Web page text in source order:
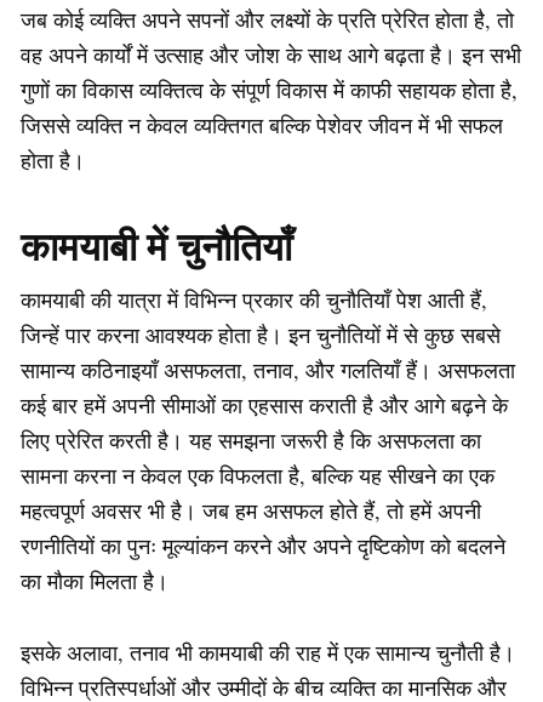
जब कोई व्यक्ति अपने सपनों और लक्ष्यों के प्रति प्रेरित होता है, तो
वह अपने कार्यों में उत्साह और जोश के साथ आगे बढ़ता है। इन सभी
गुणों का विकास व्यक्तित्व के संपूर्ण विकास में काफी सहायक होता है,
जिससे व्यक्ति न केवल व्यक्तिगत बल्कि पेशेवर जीवन में भी सफल
होता है।
कामयाबी में चुनौतियाँ
कामयाबी की यात्रा में विभिन्न प्रकार की चुनौतियाँ पेश आती हैं,
जिन्हें पार करना आवश्यक होता है। इन चुनौतियों में से कुछ सबसे
सामान्य कठिनाइयाँ असफलता, तनाव, और गलतियाँ हैं। असफलता
कई बार हमें अपनी सीमाओं का एहसास कराती है और आगे बढ़ने के
लिए प्रेरित करती है। यह समझना जरूरी है कि असफलता का
सामना करना न केवल एक विफलता है, बल्कि यह सीखने का एक
महत्वपूर्ण अवसर भी है। जब हम असफल होते हैं, तो हमें अपनी
रणनीतियों का पुनः मूल्यांकन करने और अपने दृष्टिकोण को बदलने
का मौका मिलता है।
इसके अलावा, तनाव भी कामयाबी की राह में एक सामान्य चुनौती है।
विभिन्न प्रतिस्पर्धाओं और उम्मीदों के बीच व्यक्ति का मानसिक और